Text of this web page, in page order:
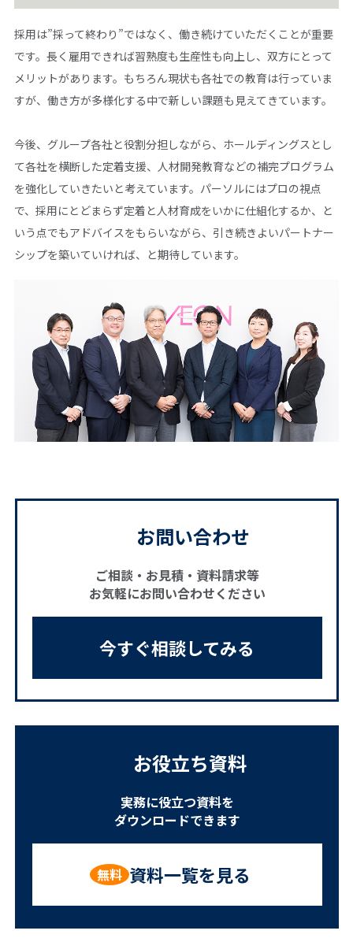
採用は”採って終わり”ではなく、働き続けていただくことが重要
です。長く雇用できれば習熟度も生産性も向上し、双方にとって
メリットがあります。もちろん現状も各社での教育は行っていま
すが、働き方が多様化する中で新しい課題も見えてきています。
今後、グループ各社と役割分担しながら、ホールディングスとし
て各社を横断した定着支援、人材開発教育などの補完プログラム
を強化していきたいと考えています。パーソルにはプロの視点
で、採用にとどまらず定着と人材育成をいかに仕組化するか、と
いう点でもアドバイスをもらいながら、引き続きよいパートナー
シップを築いていければ、と期待しています。
お問い合わせ
ご相談・お見積・資料請求等
お気軽にお問い合わせください
今すぐ相談してみる
お役立ち資料
実務に役立つ資料を
ダウンロードできます
資料一覧を見る